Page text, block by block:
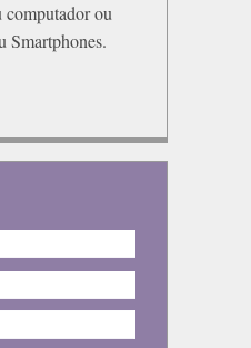
computador ou
Smartphones.